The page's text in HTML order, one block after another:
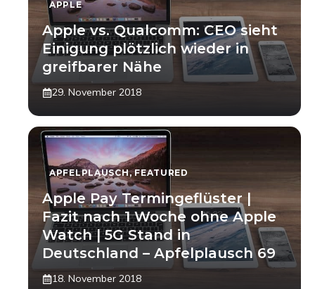
APPLE
Apple vs. Qualcomm: CEO sieht
Einigung plötzlich wieder in
greifbarer Nähe
29. November 2018
APFELPLAUSCH,FEATURED
Apple Pay Termingeflüster |
Fazit nach 1 Woche ohne Apple
Watch | 5G Stand in
Deutschland – Apfelplausch 69
18. November 2018